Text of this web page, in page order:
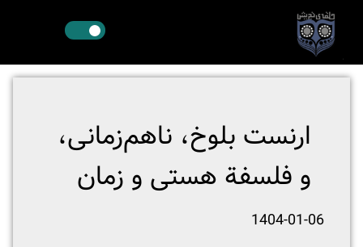
ارنست بلوخ، ناهم‌زمانی،
و فلسفة هستی و زمان
1404-01-06